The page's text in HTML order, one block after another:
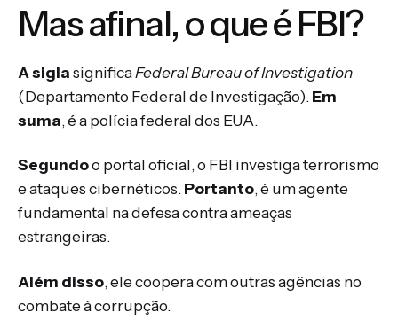
Mas afinal, o que é FBI?
A siglasignificaFederal Bureau of Investigation
(Departamento Federal de Investigação). Em
suma, é a polícia federal dos EUA.
Segundoo portal oficial, o FBI investiga terrorismo
e ataques cibernéticos.Portanto, é um agente
fundamental na defesa contra ameaças
estrangeiras.
Além disso, ele coopera com outras agências no
combate à corrupção.